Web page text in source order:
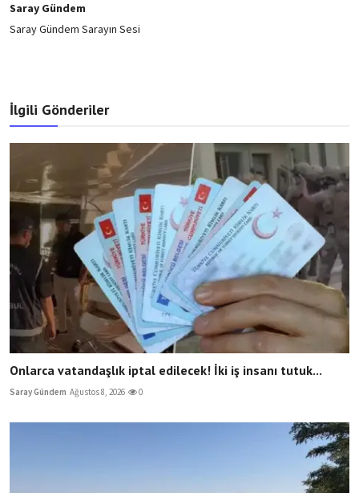
Saray Gündem
Saray Gündem Sarayın Sesi
İlgili Gönderiler
Onlarca vatandaşlık iptal edilecek! İki iş insanı tutuk...
Saray Gündem Ağustos 8, 2026 0